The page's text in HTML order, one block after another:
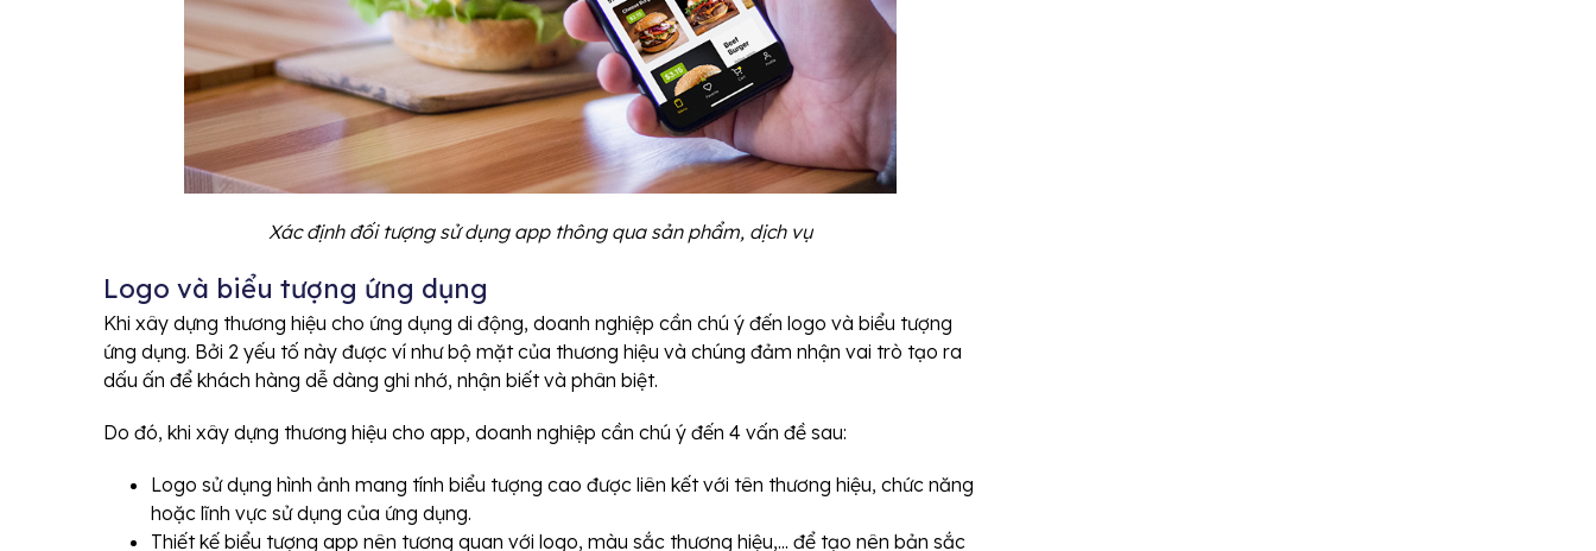
Xác định đối tượng sử dụng app thông qua sản phẩm, dịch vụ
Logo và biểu tượng ứng dụng
Khi xây dựng thương hiệu cho ứng dụng di động, doanh nghiệp cần chú ý đến logo và biểu tượng
ứng dụng. Bởi 2 yếu tố này được ví như bộ mặt của thương hiệu và chúng đảm nhận vai trò tạo ra
dấu ấn để khách hàng dễ dàng ghi nhớ, nhận biết và phân biệt.
Do đó, khi xây dựng thương hiệu cho app, doanh nghiệp cần chú ý đến 4 vấn đề sau:
Logo sử dụng hình ảnh mang tính biểu tượng cao được liên kết với tên thương hiệu, chức năng
hoặc lĩnh vực sử dụng của ứng dụng.
Thiết kế biểu tượng app nên tương quan với logo, màu sắc thương hiệu,... để tạo nên bản sắc